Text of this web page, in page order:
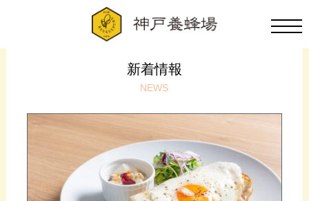
新着情報
NEWS